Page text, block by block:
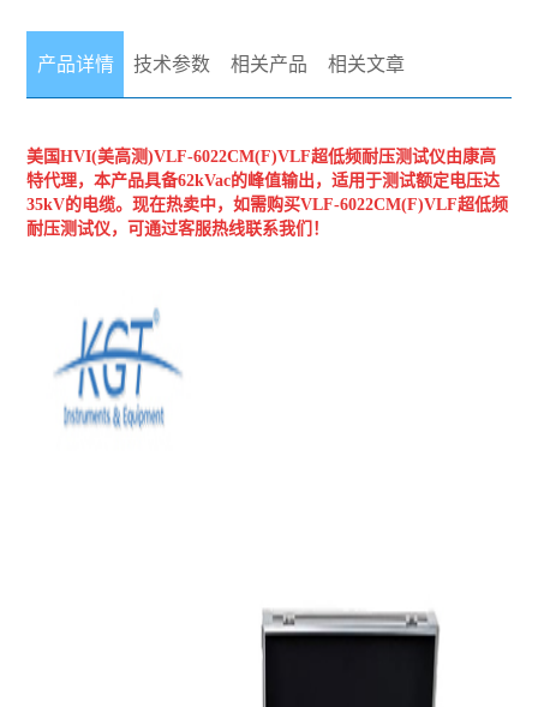
产品详情 技术参数 相关产品 相关文章
美国HVI(美高测)VLF-6022CM(F)VLF超低频耐压测试仪由康高
特代理，本产品具备62kVac的峰值输出，适用于测试额定电压达
35kV的电缆。现在热卖中，如需购买VLF-6022CM(F)VLF超低频
耐压测试仪，可通过客服热线联系我们！